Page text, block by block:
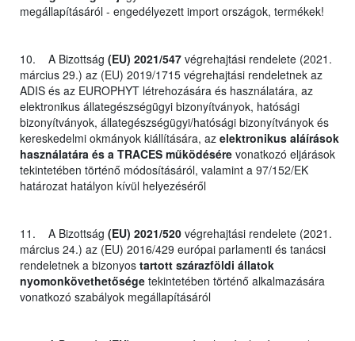
megállapításáról - engedélyezett import országok, termékek!
10. A Bizottság (EU) 2021/547 végrehajtási rendelete (2021.
március 29.) az (EU) 2019/1715 végrehajtási rendeletnek az
ADIS és az EUROPHYT létrehozására és használatára, az
elektronikus állategészségügyi bizonyítványok, hatósági
bizonyítványok, állategészségügyi/hatósági bizonyítványok és
kereskedelmi okmányok kiállítására, az elektronikus aláírások
használatára és a TRACES működésére vonatkozó eljárások
tekintetében történő módosításáról, valamint a 97/152/EK
határozat hatályon kívül helyezéséről
11. A Bizottság (EU) 2021/520 végrehajtási rendelete (2021.
március 24.) az (EU) 2016/429 európai parlamenti és tanácsi
rendeletnek a bizonyos tartott szárazföldi állatok
nyomonkövethetősége tekintetében történő alkalmazására
vonatkozó szabályok megállapításáról